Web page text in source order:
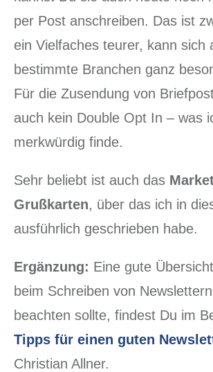
per Post anschreiben. Das ist
ein Vielfaches teurer, kann sich
bestimmte Branchen ganz
Für die Zusendung von
auch kein Double Opt In – was
merkwürdig finde.
Sehr beliebt ist auch das
Grußkarten, über das ich in
ausführlich geschrieben habe.
Ergänzung: Eine gute
beim Schreiben von
beachten sollte, findest Du im
Tipps für einen guten
Christian Allner.